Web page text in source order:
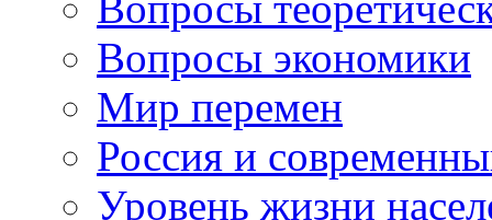
Вопросы экономики
Мир перемен
Россия и
Уровень жизни